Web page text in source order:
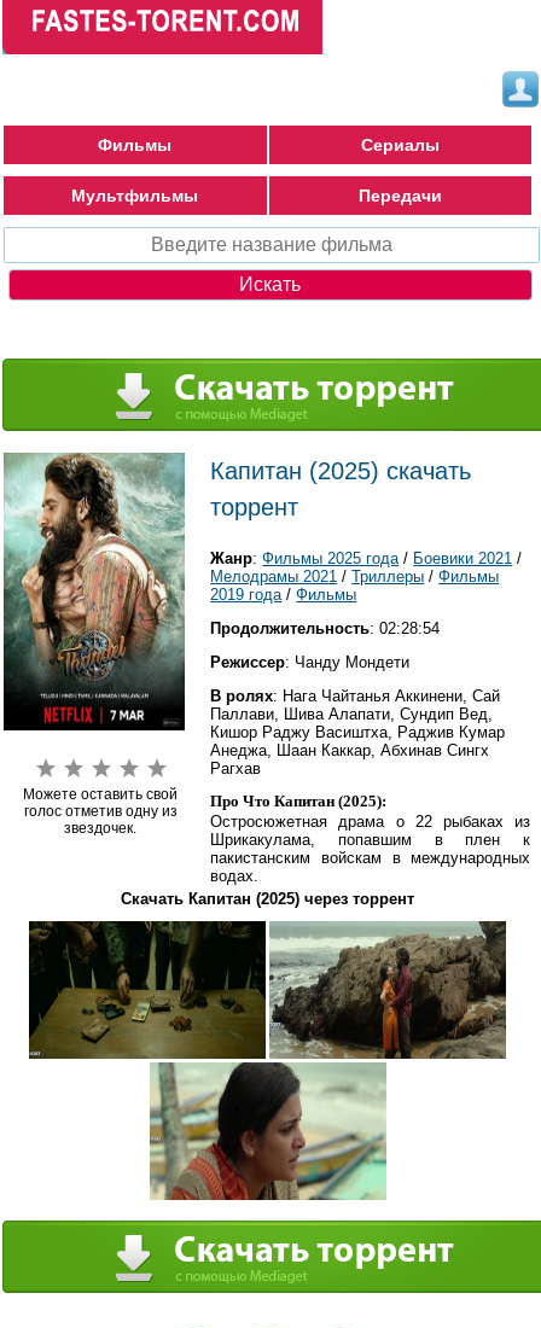
Фильмы Сериалы
Мультфильмы Передачи
Можете оставить свой
голос отметив одну из
звездочек.
Капитан (2025) скачать
торрент
Жанр:Фильмы 2025 года/ Боевики 2021 /
Мелодрамы 2021 /Триллеры /Фильмы
2019 года/Фильмы
Продолжительность: 02:28:54
Режиссер: Чанду Мондети
В ролях: Нага Чайтанья Аккинени, Сай
Паллави, Шива Алапати, Сундип Вед,
Кишор Раджу Васиштха, Раджив Кумар
Анеджа, Шаан Каккар, Абхинав Сингх
Рагхав
Про Что Капитан (2025):
Остросюжетная драма о 22 рыбаках из
Шрикакулама, попавшим в плен к
пакистанским войскам в международных
водах.
Скачать Капитан (2025) через торрент